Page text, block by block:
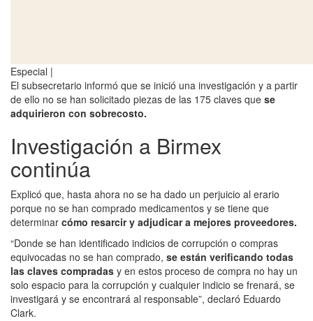
Especial |
El subsecretario informó que se inició una investigación y a partir
de ello no se han solicitado piezas de las 175 claves que se
adquirieron con sobrecosto.
Investigación a Birmex
continúa
Explicó que, hasta ahora no se ha dado un perjuicio al erario
porque no se han comprado medicamentos y se tiene que
determinar cómo resarcir y adjudicar a mejores proveedores.
“Donde se han identificado indicios de corrupción o compras
equivocadas no se han comprado, se están verificando todas
las claves compradas y en estos proceso de compra no hay un
solo espacio para la corrupción y cualquier indicio se frenará, se
investigará y se encontrará al responsable”, declaró Eduardo
Clark.